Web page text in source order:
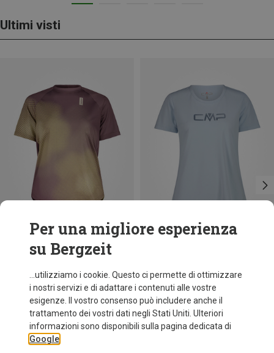
Ultimi visti
Risparmi 34%
Per una migliore esperienza
su Bergzeit
...utilizziamo i cookie. Questo ci permette di ottimizzare
i nostri servizi e di adattare i contenuti alle vostre
esigenze. Il vostro consenso può includere anche il
trattamento dei vostri dati negli Stati Uniti. Ulteriori
informazioni sono disponibili sulla pagina dedicata di
Google